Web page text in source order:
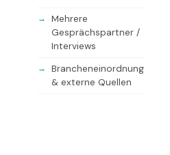
Mehrere
Gesprächspartner /
Interviews
Brancheneinordnung
& externe Quellen